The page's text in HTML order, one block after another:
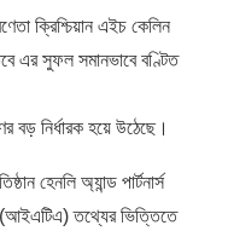
ক্রিশ্চিয়ান এইচ কেলিন
এর সুফল সমানভাবে বণ্টিত
বড় নির্ধারক হয়ে উঠেছে।
হেনলি অ্যান্ড পার্টনার্স
(আইএটিএ) তথ্যের ভিত্তিতে